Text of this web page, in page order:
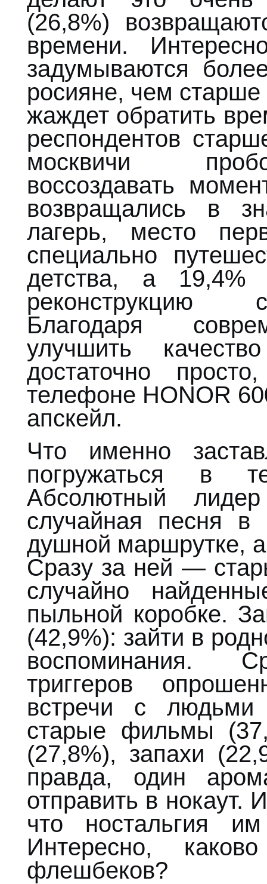
(26,8%)
времени.
задумываются
росияне, чем
жаждет обратить
респондентов
москвичи
воссоздавать
возвращались в
лагерь, место
специально
детства, а
реконструкцию
Благодаря
улучшить
достаточно
телефоне HONOR
апскейл.
Что именно
погружаться в
Абсолютный
случайная песня
душной маршрутке,
Сразу за ней —
случайно
пыльной коробке.
(42,9%): зайти в
воспоминания.
триггеров
встречи с
старые фильмы
(27,8%), запахи
правда, один
отправить в нокаут.
что ностальгия
Интересно,
флешбеков?